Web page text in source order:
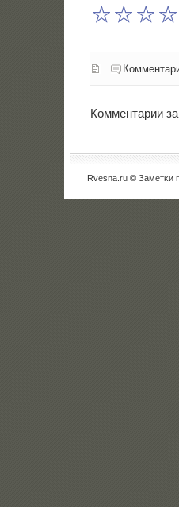
Комментарии
Rvesna.ru © Заметκи